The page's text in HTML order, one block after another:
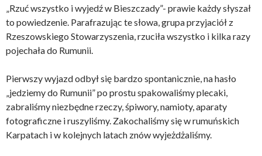
„Rzuć wszystko i wyjedź w Bieszczady”- prawie każdy słyszał
to powiedzenie. Parafrazując te słowa, grupa przyjaciół z
Rzeszowskiego Stowarzyszenia, rzuciła wszystko i kilka razy
pojechała do Rumunii.
Pierwszy wyjazd odbył się bardzo spontanicznie, na hasło
„jedziemy do Rumunii” po prostu spakowaliśmy plecaki,
zabraliśmy niezbędne rzeczy, śpiwory, namioty, aparaty
fotograficzne i ruszyliśmy. Zakochaliśmy się w rumuńskich
Karpatach i w kolejnych latach znów wyjeżdżaliśmy.